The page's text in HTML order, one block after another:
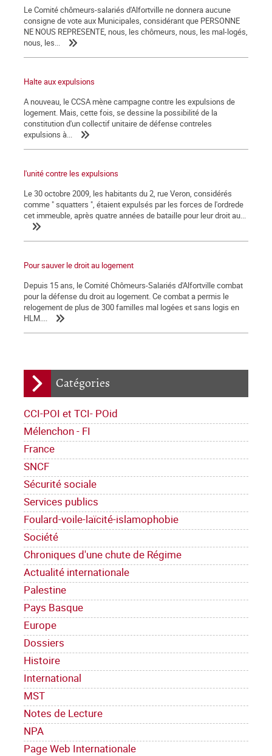
Catégories
CCI-POI et TCI- POid
Mélenchon - FI
France
SNCF
Sécurité sociale
Services publics
Foulard-voile-laïcité-islamophobie
Société
Chroniques d'une chute de Régime
Actualité internationale
Palestine
Pays Basque
Europe
Dossiers
Histoire
International
MST
Notes de Lecture
NPA
Page Web Internationale
Le Comité chômeurs-salariés d'Alfortville ne donnera aucune
consigne de vote aux Municipales, considérant que PERSONNE
NE NOUS REPRESENTE, nous, les chômeurs, nous, les mal-logés,
nous, les...
Halte aux expulsions
A nouveau, le CCSA mène campagne contre les expulsions de
logement. Mais, cette fois, se dessine la possibilité de la
constitution d'un collectif unitaire de défense contreles
expulsions à...
l'unité contre les expulsions
Le 30 octobre 2009, les habitants du 2, rue Veron, considérés
comme " squatters ", étaient expulsés par les forces de l'ordrede
cet immeuble, après quatre années de bataille pour leur droit au...
Pour sauver le droit au logement
Depuis 15 ans, le Comité Chômeurs-Salariés d'Alfortville combat
pour la défense du droit au logement. Ce combat a permis le
relogement de plus de 300 familles mal logées et sans logis en
HLM....